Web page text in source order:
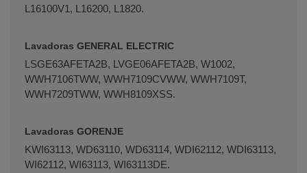
L16100V1, L16200, L1820.
Lavadoras GENERAL ELECTRIC
LSGE63AFETA2B, LVGE06AFETA2B, W1002,
WWH7106TWW, WWH7109CVWW, WWH7109T,
WWH7209TWW, WWH8109XSS.
Lavadoras GORENJE
KWI63113, WD63110, WD63114, WDI62112, WDI63113,
WI62112, WI63113, WI63113DE.